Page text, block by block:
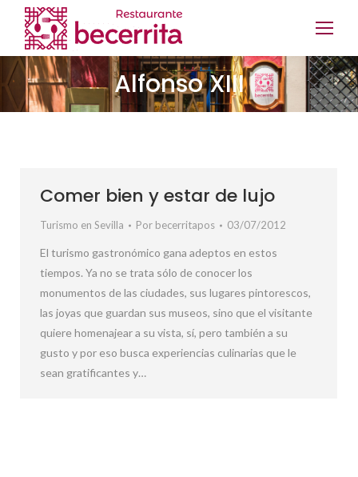
Alfonso XIII
Comer bien y estar de lujo
Turismo en Sevilla Por becerritapos 03/07/2012
El turismo gastronómico gana adeptos en estos
tiempos. Ya no se trata sólo de conocer los
monumentos de las ciudades, sus lugares pintorescos,
las joyas que guardan sus museos, sino que el visitante
quiere homenajear a su vista, sí, pero también a su
gusto y por eso busca experiencias culinarias que le
sean gratificantes y…